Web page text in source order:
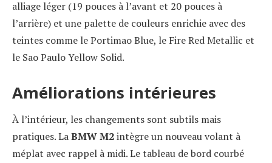
alliage léger (19 pouces à l’avant et 20 pouces à
l’arrière) et une palette de couleurs enrichie avec des
teintes comme le Portimao Blue, le Fire Red Metallic et
le Sao Paulo Yellow Solid.
Améliorations intérieures
À l’intérieur, les changements sont subtils mais
pratiques. LaBMW M2intègre un nouveau volant à
méplat avec rappel à midi. Le tableau de bord courbé